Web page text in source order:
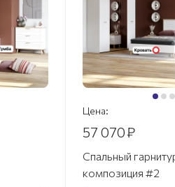
Цена:
57 070₽
Спальный
композиция #2